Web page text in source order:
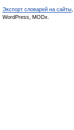
Экспорт словарей на сайты
WordPress, MODx.